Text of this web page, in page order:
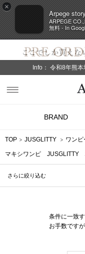
×
Arpege
ARPEGE
無料 - In
Info： 令和8年熊
BRAND
TOP JUSGLITTY ワンピ
マキシワンピ JUSGLITTY
さらに絞り込む
条件に一致
お手数です